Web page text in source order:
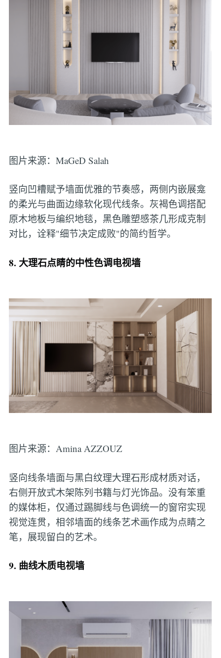
图片来源：MaGeD Salah
竖向凹槽赋予墙面优雅的节奏感，两侧内嵌展龛
的柔光与曲面边缘软化现代线条。灰褐色调搭配
原木地板与编织地毯，黑色雕塑感茶几形成克制
对比，诠释"细节决定成败"的简约哲学。
8. 大理石点睛的中性色调电视墙
图片来源：Amina AZZOUZ
竖向线条墙面与黑白纹理大理石形成材质对话，
右侧开放式木架陈列书籍与灯光饰品。没有笨重
的媒体柜，仅通过踢脚线与色调统一的窗帘实现
视觉连贯，相邻墙面的线条艺术画作成为点睛之
笔，展现留白的艺术。
9. 曲线木质电视墙